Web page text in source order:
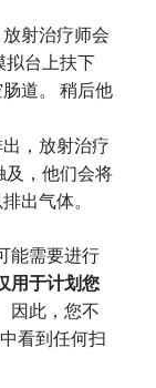
射治疗师会
拟台上扶下
道。 稍后他
，放射治疗
及，他们会将
出气体。
能需要进行
用于计划您
因此，您不
看到任何扫